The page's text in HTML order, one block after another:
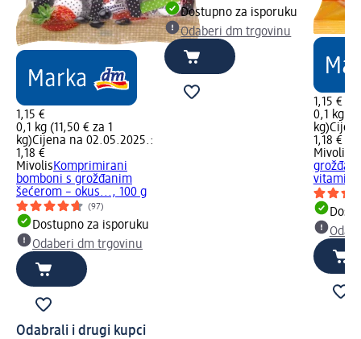
1,15 €
0,1 kg (11,50 € za 1
kg)Cijena na 02.05.2025.:
1,18 €
MivolisKomprimirani
bomboni s grožđanim
šećerom – okus..., 100 g
(97)
Dostupno za isporuku
Odaberi dm trgovinu
Dostupno za isporuku
Odaberi dm trgovinu
1,15 €
0,1 kg
kg)
1,18 €
Mivolis
Odabrali i drugi kupci